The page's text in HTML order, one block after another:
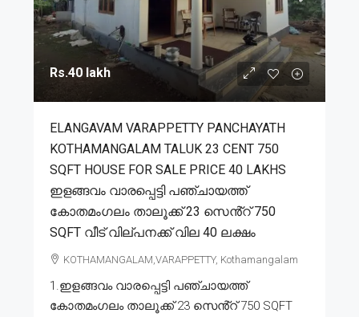
Rs.40 lakh
ELANGAVAM VARAPPETTY PANCHAYATH
KOTHAMANGALAM TALUK 23 CENT 750
SQFT HOUSE FOR SALE PRICE 40 LAKHS
ഇളങ്ങവം വാരപ്പെട്ടി പഞ്ചായത്ത്
കോതമംഗലം താലൂക്ക് 23 സെൻ്റ് 750
SQFT വീട് വില്പനക്ക് വില 40 ലക്ഷം
KOTHAMANGALAM,VARAPPETTY, Kothamangalam
1.ഇളങ്ങവം വാരപ്പെട്ടി പഞ്ചായത്ത്
കോതമംഗലം താലൂക്ക് 23 സെൻ്റ് 750 SQFT